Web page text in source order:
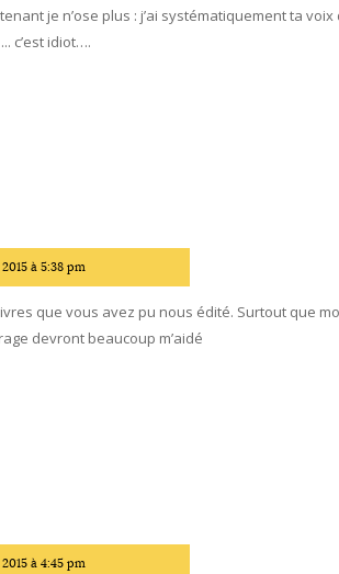
je n’ose plus : j’ai systématiquement ta voix
c’est idiot….
2015 à 5:38 pm
que vous avez pu nous édité. Surtout que
devront beaucoup m’aidé
2015 à 4:45 pm